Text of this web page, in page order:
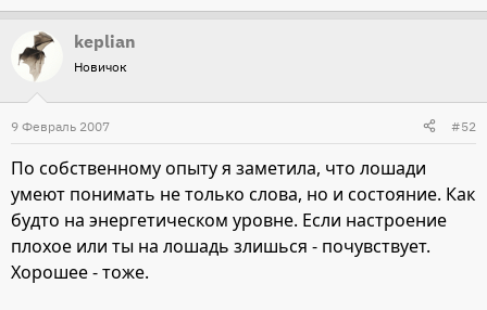
keplian
Новичок
9 Февраль 2007 #52
По собственному опыту я заметила, что лошади
умеют понимать не только слова, но и состояние. Как
будто на энергетическом уровне. Если настроение
плохое или ты на лошадь злишься - почувствует.
Хорошее - тоже.